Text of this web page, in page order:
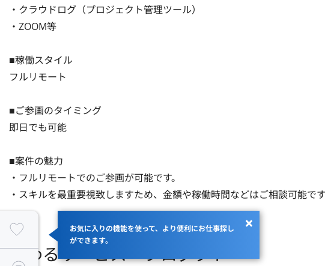
お気に入りの機能を使って、より便利にお仕事探し
ができます。
・クラウドログ（プロジェクト管理ツール）
・ZOOM等
■稼働スタイル
フルリモート
■ご参画のタイミング
即日でも可能
■案件の魅力
・フルリモートでのご参画が可能です。
・スキルを最重要視致しますため、金額や稼働時間などはご相談可能です
関わるサービス・プロダクト